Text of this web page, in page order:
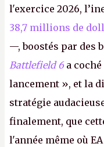
l'exercice 2026,
38,7 millions de
—, boostés par des
Battlefield 6 a
lancement », et la
stratégie
finalement, que
l'année même où